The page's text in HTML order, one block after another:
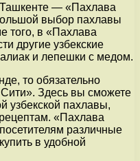
— «Пахлава
выбор пахлавы
того, в «Пахлава
другие узбекские
и лепешки с медом.
то обязательно
Здесь вы сможете
узбекской пахлавы,
«Пахлава
различные
в удобной